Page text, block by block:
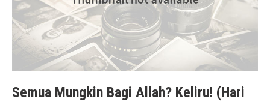
Semua Mungkin Bagi Allah? Keliru! (Hari